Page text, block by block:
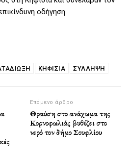
οδήγηση.
ΚΗΦΙΣΙΑ ΣΥΛΛΗΨΗ
Επόμενο άρθρο
Θραύση στο ανάχωμα της
Κορνοφωλιάς βυθίζει στο
νερό τον δήμο Σουφλίου